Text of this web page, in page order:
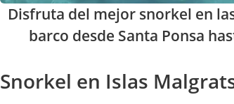
Disfruta del mejor snorkel en
barco desde Santa Ponsa
Snorkel en Islas